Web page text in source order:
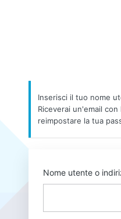
Inserisci il tuo nome
Riceverai un'email
reimpostare la tua
Nome utente o